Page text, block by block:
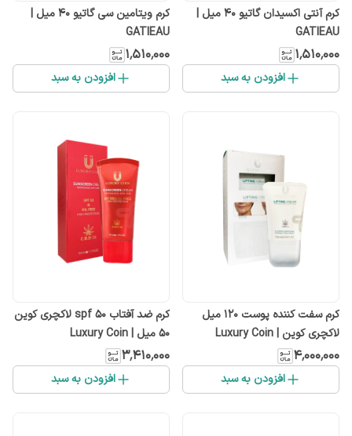
کرم آنتی اکسیدان گاتیو 40 میل |
GATIEAU
۱٬۵۱۰٬۰۰۰
افزودن به سبد
کرم ویتامین سی گاتیو 40 میل |
GATIEAU
۱٬۵۱۰٬۰۰۰
افزودن به سبد
کرم سفت کننده پوست ۱۲۰ میل
لاکچری کوین | Luxury Coin
۴٬۰۰۰٬۰۰۰
افزودن به سبد
کرم ضد آفتاب spf 5۰ لاکچری کوین
50 میل | Luxury Coin
۳٬۴۱۰٬۰۰۰
افزودن به سبد